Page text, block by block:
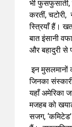
भी फुसफुसाती,
करतीं,
स्त्रियाँ हैं।
बात इंसानी
और बहादुरी से
इन मुसलमानों
जिनका
यहाँ अमेरिका
मजहब को
सजग,